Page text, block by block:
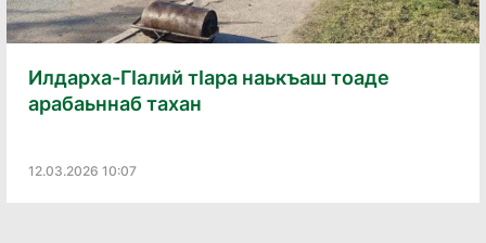
Илдарха-Гӏалий тӏара наькъаш тоаде
арабаьннаб тахан
12.03.2026 10:07